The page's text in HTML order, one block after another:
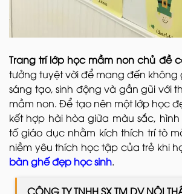
Trang trí lớp học mầm non chủ đề
tưởng tuyệt vời để mang đến
sáng tạo, sinh động và gần gũi với
mầm non. Để tạo nên một lớp học
kết hợp hài hòa giữa màu sắc,
tố giáo dục nhằm kích thích trí tò
niềm yêu thích học tập của trẻ khi
bàn ghế đẹp học sinh.
CÔNG TY TNHH SX TM DV NỘI